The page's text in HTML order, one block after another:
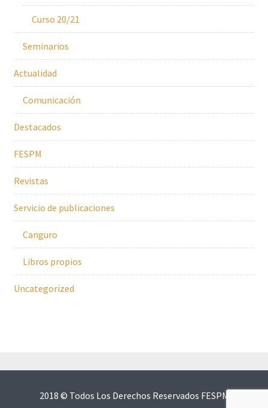
Curso 20/21
Seminarios
Actualidad
Comunicación
Destacados
FESPM
Revistas
Servicio de publicaciones
Canguro
Libros propios
Uncategorized
2018 © Todos Los Derechos Reservados FESPM